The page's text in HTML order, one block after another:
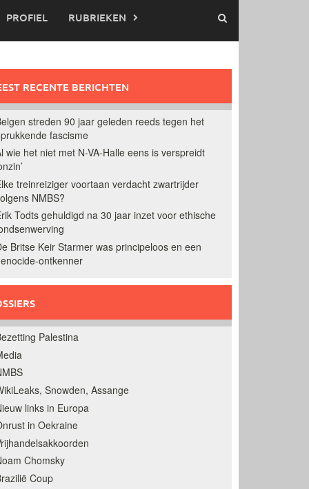
PROFIEL RUBRIEKEN
RECENTE BERICHTEN
streden 90 jaar geleden reeds tegen het
fascisme
wie het niet met N-VA-Halle eens is verspreidt
treinreiziger voortaan verdacht zwartrijder
NMBS?
Todts gehuldigd na 30 jaar inzet voor ethische
Britse Keir Starmer was principeloos en een
ontkenner
Palestina
Snowden, Assange
links in Europa
in Oekraine
Chomsky
Coup